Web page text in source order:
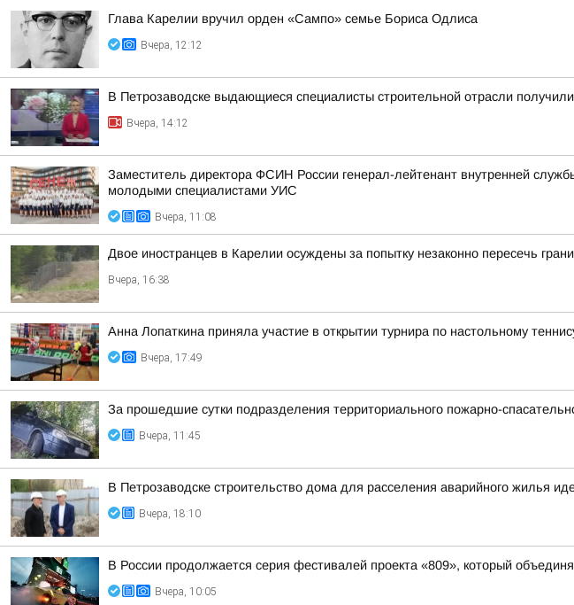
Глава Карелии вручил орден «Сампо» семье Бориса Одлиса
Вчера, 12:12
В Петрозаводске выдающиеся специалисты строительной отрасли
Вчера, 14:12
Заместитель директора ФСИН России генерал-лейтенант внутренней
молодыми специалистами УИС
Вчера, 11:08
Двое иностранцев в Карелии осуждены за попытку незаконно пересечь
Вчера, 16:38
Анна Лопаткина приняла участие в открытии турнира по настольному
Вчера, 17:49
За прошедшие сутки подразделения территориального пожарно-
Вчера, 11:45
В Петрозаводске строительство дома для расселения аварийного жилья
Вчера, 18:10
В России продолжается серия фестивалей проекта «809», который
Вчера, 10:05